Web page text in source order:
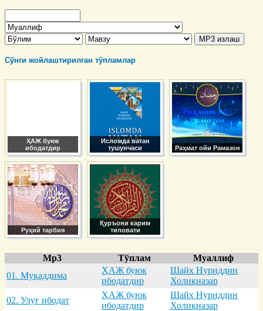
Сўнги жойлаштирилган тўпламлар
ҲАЖ буюк
ибодатдир
Исломда ватан
тушунчаси
Раҳмат ойи Рамазон
Руҳий тарбия
Қуръони карим
тиловати
Mp3 Тўплам
Муаллиф
01. Муқaддимa
ҲАЖ буюк
ибодатдир
Шайх Нуриддин
Холиқназар
02. Улуғ ибодaт
ҲАЖ буюк
ибодатдир
Шайх Нуриддин
Холиқназар